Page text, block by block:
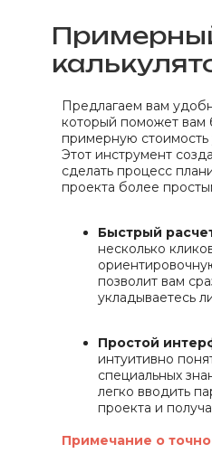
Предлагаем вам
который поможет вам
примерную стоимость
Этот инструмент
сделать процесс
проекта более
Быстрый
несколько
позволит вам
укладываетесь
Простой
интуитивно
специальных
легко вводить
проекта и
Примечание о